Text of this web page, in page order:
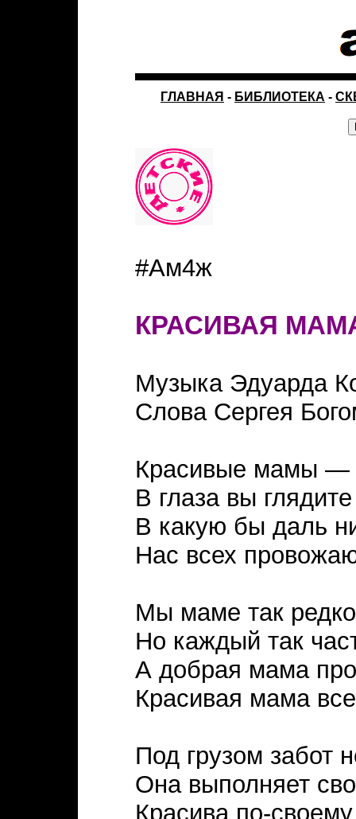
ГЛАВНАЯ - БИБЛИОТЕКА -
#Ам4ж
КРАСИВАЯ
Музыка Эдуарда
Слова Сергея
Красивые мамы —
В глаза вы
В какую бы даль
Нас всех
Мы маме так
Но каждый так
А добрая мама
Красивая мама
Под грузом забот
Она выполняет
Красива по-